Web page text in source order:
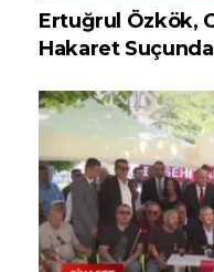
Ertuğrul Özkök,
Hakaret